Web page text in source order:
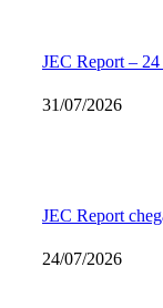
JEC Report –
31/07/2026
JEC Report
24/07/2026